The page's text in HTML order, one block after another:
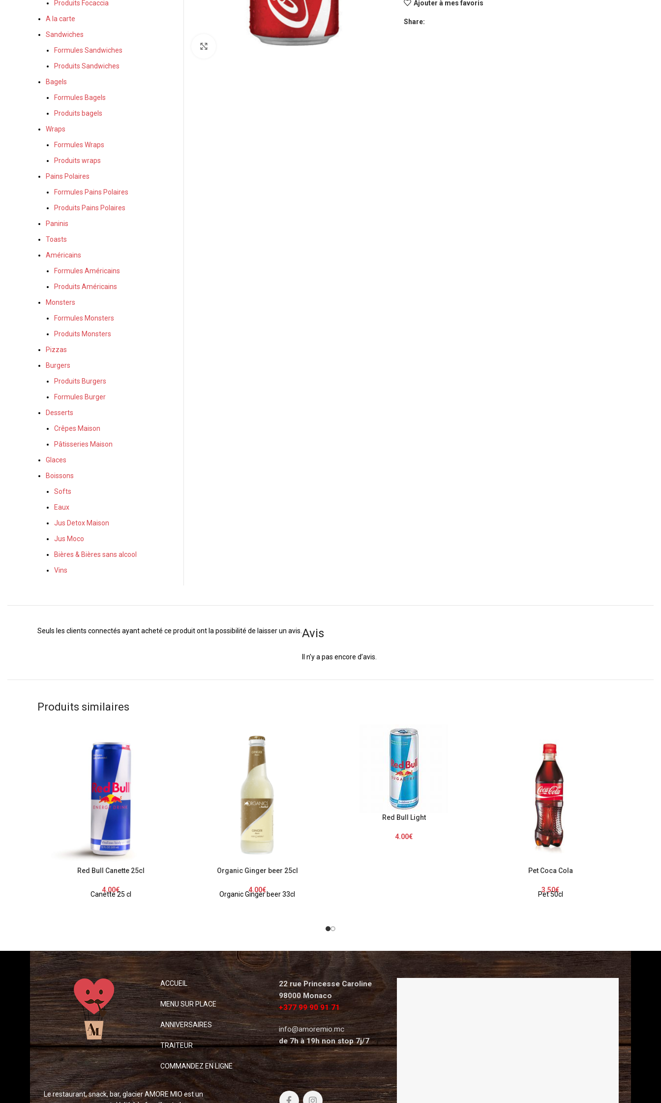
Ajouter à mes favoris
Share:
Produits Focaccia
A la carte
Sandwiches
Formules Sandwiches
Produits Sandwiches
Bagels
Formules Bagels
Produits bagels
Wraps
Formules Wraps
Produits wraps
Pains Polaires
Formules Pains Polaires
Produits Pains Polaires
Paninis
Toasts
Américains
Formules Américains
Produits Américains
Monsters
Formules Monsters
Produits Monsters
Pizzas
Burgers
Produits Burgers
Formules Burger
Desserts
Crêpes Maison
Pâtisseries Maison
Glaces
Boissons
Softs
Eaux
Jus Detox Maison
Jus Moco
Bières & Bières sans alcool
Vins
Avis
Il n’y a pas encore d’avis.
Seuls les clients connectés ayant acheté ce produit ont la possibilité de laisser un avis.
Produits similaires
Red Bull Canette 25cl
4.00€
Canette 25 cl
Organic Ginger beer 25cl
4.00€
Organic Ginger beer 33cl
Red Bull Light
4.00€
Pet Coca Cola
3.50€
Pet 50cl
ACCUEIL
MENU SUR PLACE
ANNIVERSAIRES
TRAITEUR
COMMANDEZ EN LIGNE
22 rue Princesse Caroline
98000 Monaco
+377 99 90 91 71
info@amoremio.mc
de 7h à 19h non stop 7j/7
Le restaurant, snack, bar, glacier AMORE MIO est un